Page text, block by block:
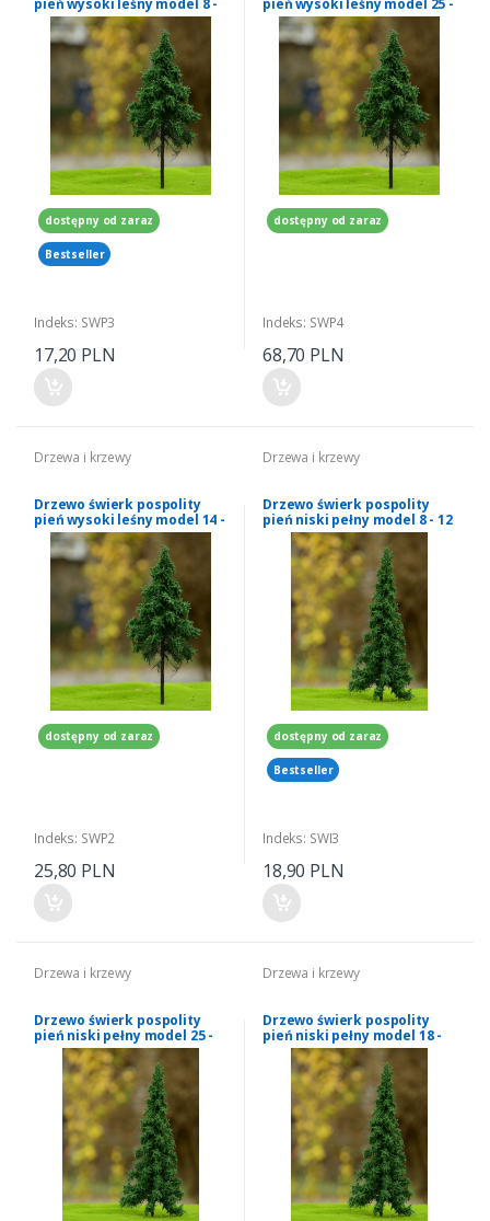
pień wysoki leśny model 8 -
12 cm Freon nr SWP3
dostępny od zaraz
Bestseller
Indeks: SWP3
17,20 PLN
pień wysoki leśny model 25 -
28 cm Freon nr SWP4
dostępny od zaraz
Indeks: SWP4
68,70 PLN
Drzewa i krzewy
Drzewo świerk pospolity
pień wysoki leśny model 14 -
16 cm Freon nr SWP2
dostępny od zaraz
Indeks: SWP2
25,80 PLN
Drzewa i krzewy
Drzewo świerk pospolity
pień niski pełny model 8 - 12
cm Freon nr SWI3
dostępny od zaraz
Bestseller
Indeks: SWI3
18,90 PLN
Drzewa i krzewy
Drzewo świerk pospolity
pień niski pełny model 25 -
28 cm Freon nr SWI4
Drzewa i krzewy
Drzewo świerk pospolity
pień niski pełny model 18 -
20 cm Freon nr SWI1